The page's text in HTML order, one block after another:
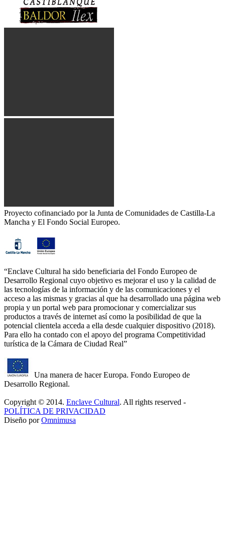
Proyecto cofinanciado por la Junta de Comunidades de Castilla-La
Mancha y El Fondo Social Europeo.
“Enclave Cultural ha sido beneficiaria del Fondo Europeo de
Desarrollo Regional cuyo objetivo es mejorar el uso y la calidad de
las tecnologías de la información y de las comunicaciones y el
acceso a las mismas y gracias al que ha desarrollado una página web
propia y un portal web para promocionar y comercializar sus
productos a través de internet así como la posibilidad de que la
potencial clientela acceda a ella desde cualquier dispositivo (2018).
Para ello ha contado con el apoyo del programa Competitividad
turística de la Cámara de Ciudad Real”
Una manera de hacer Europa. Fondo Europeo de
Desarrollo Regional.
Copyright © 2014. Enclave Cultural. All rights reserved -
POLÍTICA DE PRIVACIDAD
Diseño porOmnimusa